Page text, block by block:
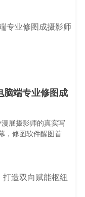
端专业修图成
展摄影师的真实写
，修图软件醒图首